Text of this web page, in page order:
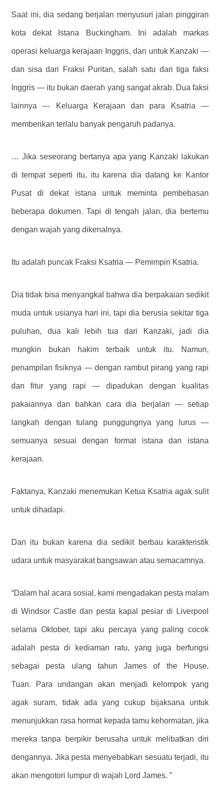
Saat ini, dia sedang berjalan menyusuri jalan pinggiran
kota dekat Istana Buckingham. Ini adalah markas
operasi keluarga kerajaan Inggris, dan untuk Kanzaki —
dan sisa dari Fraksi Puritan, salah satu dari tiga faksi
Inggris — itu bukan daerah yang sangat akrab. Dua faksi
lainnya — Keluarga Kerajaan dan para Ksatria —
memberikan terlalu banyak pengaruh padanya.
… Jika seseorang bertanya apa yang Kanzaki lakukan
di tempat seperti itu, itu karena dia datang ke Kantor
Pusat di dekat istana untuk meminta pembebasan
beberapa dokumen. Tapi di tengah jalan, dia bertemu
dengan wajah yang dikenalnya.
Itu adalah puncak Fraksi Ksatria — Pemimpin Ksatria.
Dia tidak bisa menyangkal bahwa dia berpakaian sedikit
muda untuk usianya hari ini, tapi dia berusia sekitar tiga
puluhan, dua kali lebih tua dari Kanzaki, jadi dia
mungkin bukan hakim terbaik untuk itu. Namun,
penampilan fisiknya — dengan rambut pirang yang rapi
dan fitur yang rapi — dipadukan dengan kualitas
pakaiannya dan bahkan cara dia berjalan — setiap
langkah dengan tulang punggungnya yang lurus —
semuanya sesuai dengan format istana dan istana
kerajaan.
Faktanya, Kanzaki menemukan Ketua Ksatria agak sulit
untuk dihadapi.
Dan itu bukan karena dia sedikit berbau karakteristik
udara untuk masyarakat bangsawan atau semacamnya.
“Dalam hal acara sosial, kami mengadakan pesta malam
di Windsor Castle dan pesta kapal pesiar di Liverpool
selama Oktober, tapi aku percaya yang paling cocok
adalah pesta di kediaman ratu, yang juga berfungsi
sebagai pesta ulang tahun James of the House.
Tuan. Para undangan akan menjadi kelompok yang
agak suram, tidak ada yang cukup bijaksana untuk
menunjukkan rasa hormat kepada tamu kehormatan, jika
mereka tanpa berpikir berusaha untuk melibatkan diri
dengannya. Jika pesta menyebabkan sesuatu terjadi, itu
akan mengotori lumpur di wajah Lord James. ”